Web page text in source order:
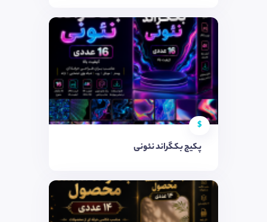
$
پکیج بکگراند نئونی